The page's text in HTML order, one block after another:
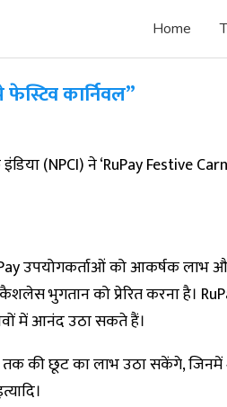
Home
कार्निवल”
(NPCI) ने ‘RuPay Festive
उपयोगकर्ताओं को आकर्षक लाभ
भुगतान को प्रेरित करना है।
में आनंद उठा सकते हैं।
तक की छूट का लाभ उठा सकेंगे, जिनमें